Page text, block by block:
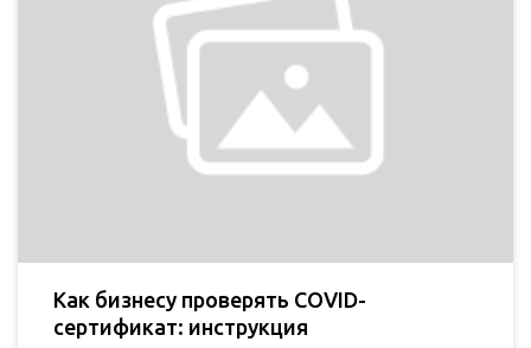
Как бизнесу проверять COVID-
сертификат: инструкция